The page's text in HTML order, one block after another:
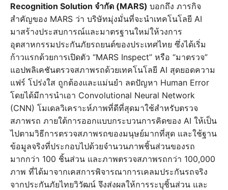
Recognition Solution จำกัด (MARS) บอกถึง ภารกิจ
สำคัญของ MARS ว่า บริษัทมุ่งมั่นที่จะนำเทคโนโลยี AI
มาสร้างประสบการณ์และมาตรฐานใหม่ให้วงการ
อุตสาหกรรมประกันภัยรถยนต์ของประเทศไทย ซึ่งได้เริ่ม
ก้าวแรกด้วยการเปิดตัว “MARS Inspect” หรือ “มาตรวจ”
แอปพลิเคชันตรวจสภาพรถด้วยเทคโนโลยี AI สุดยอดความ
แฟร์ โปร่งใส ถูกต้องและแม่นยำ ลดปัญหา Human Error
โดยได้มีการนำเอา Convolutional Neural Network
(CNN) โมเดลวิเคราะห์ภาพที่ดีที่สุดมาใช้สำหรับตรวจ
สภาพรถ ภายใต้การออกแบบกระบวนการคิดของ AI ให้เป็น
ไปตามวิธีการตรวจสภาพรถของมนุษย์มากที่สุด และใช้ฐาน
ข้อมูลจริงที่ประกอบไปด้วยจำนวนภาพชิ้นส่วนของรถ
มากกว่า 100 ชิ้นส่วน และภาพตรวจสภาพรถกว่า 100,000
ภาพ ที่ได้มาจากเคสการพิจารณาการเคลมประกันรถจริง
จากประกันภัยไทยวิวัฒน์ จึงส่งผลให้การระบุชิ้นส่วน และ